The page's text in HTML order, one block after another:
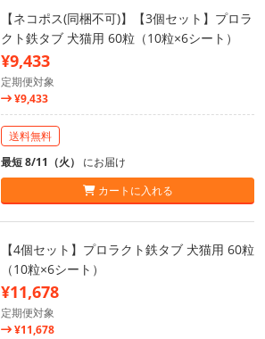
【ネコポス(同梱不可)】【3個セット】プロラ
クト鉄タブ 犬猫用 60粒（10粒×6シート）
¥9,433
定期便対象
¥9,433
送料無料
最短 8/11（火） にお届け
カートに入れる
【4個セット】プロラクト鉄タブ 犬猫用 60粒
（10粒×6シート）
¥11,678
定期便対象
¥11,678